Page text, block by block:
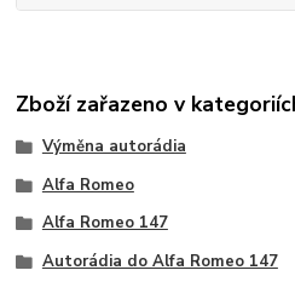
Zboží zařazeno v
Výměna autorádia
Alfa Romeo
Alfa Romeo 147
Autorádia do Alfa Romeo 147